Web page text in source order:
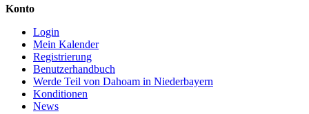
Konto
Login
Mein Kalender
Registrierung
Benutzerhandbuch
Werde Teil von Dahoam in Niederbayern
Konditionen
News